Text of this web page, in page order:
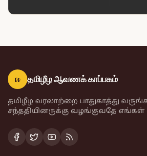
ஈ தமிழீழ ஆவணக் காப்பகம்
தமிழீழ வரலாற்றை பாதுகாத்து
சந்ததியினருக்கு வழங்குவதே எங்கள்